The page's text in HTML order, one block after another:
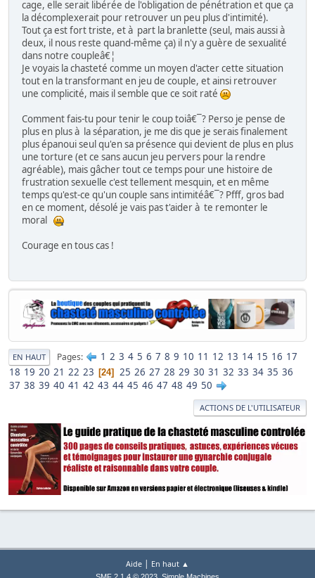
cage, elle serait libérée de l'obligation de pénétration et que ça
la décomplexerait pour retrouver un peu plus d'intimité).
Tout ça est fort triste, et à part la branlette (seul, mais aussi à
deux, il nous reste quand-même ça) il n'y a guère de sexualité
dans notre coupleâ€¦
Je voyais la chasteté comme un moyen d'acter cette situation
tout en la transformant en jeu de couple, et ainsi retrouver
une complicité, mais il semble que ce soit raté
Comment fais-tu pour tenir le coup toiâ€¯? Perso je pense de
plus en plus à la séparation, je me dis que je serais finalement
plus épanoui seul qu'en sa présence qui devient de plus en plus
une torture (et ce sans aucun jeu pervers pour la rendre
agréable), mais gâcher tout ce temps pour une histoire de
frustration sexuelle c'est tellement mesquin, et en même
temps qu'est-ce qu'un couple sans intimitéâ€¯? Pfff, gros bad
en ce moment, désolé je vais pas t'aider à te remonter le
moral
Courage en tous cas !
EN HAUT Pages 1 2 3 4 5 6 7 8 9 10 11 12 13 14 15 16 17
18 19 20 21 22 23 24 25 26 27 28 29 30 31 32 33 34 35 36
37 38 39 40 41 42 43 44 45 46 47 48 49 50
ACTIONS DE L'UTILISATEUR
Aide | En haut ▲